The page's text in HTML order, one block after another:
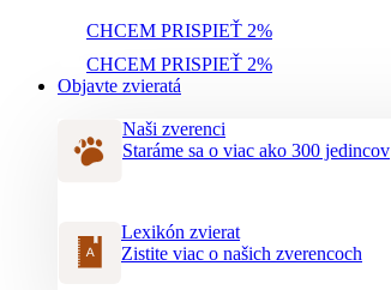
CHCEM PRISPIEŤ 2%
CHCEM PRISPIEŤ 2%
Objavte zvieratá
Naši zverenci
Staráme sa o viac ako 300 jedincov
Lexikón zvierat
Zistite viac o našich zverencoch